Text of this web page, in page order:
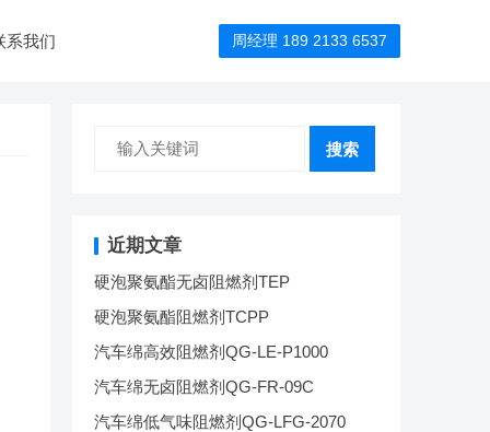
系我们 周经理 189 2133 6537
搜索
近期文章
硬泡聚氨酯无卤阻燃剂TEP
硬泡聚氨酯阻燃剂TCPP
汽车绵高效阻燃剂QG-LE-P1000
汽车绵无卤阻燃剂QG-FR-09C
汽车绵低气味阻燃剂QG-LFG-2070